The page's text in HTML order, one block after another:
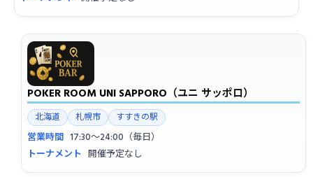
POKER ROOM UNI SAPPORO（ユニ サッポロ）
北海道 札幌市 すすきの駅
営業時間 17:30〜24:00（毎日）
トーナメント 開催予定なし